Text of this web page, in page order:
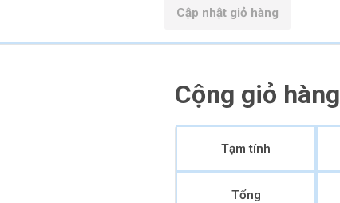
Cập nhật giỏ hàng
Cộng giỏ hàng
Tạm tính
Tổng